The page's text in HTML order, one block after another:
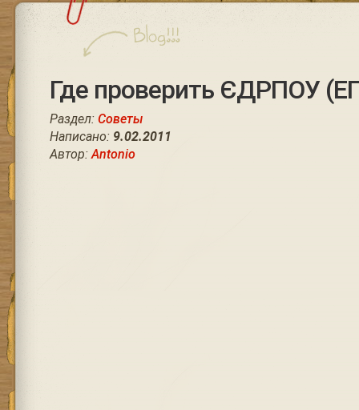
Где проверить ЄДРПОУ
Раздел: Советы
Написано: 9.02.2011
Автор:Antonio